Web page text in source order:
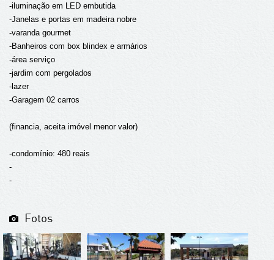
-iluminação em LED embutida
-Janelas e portas em madeira nobre
-varanda gourmet
-Banheiros com box blindex e armários
-área serviço
-jardim com pergolados
-lazer
-Garagem 02 carros
(financia, aceita imóvel menor valor)
-condomínio: 480 reais
-
-
Fotos